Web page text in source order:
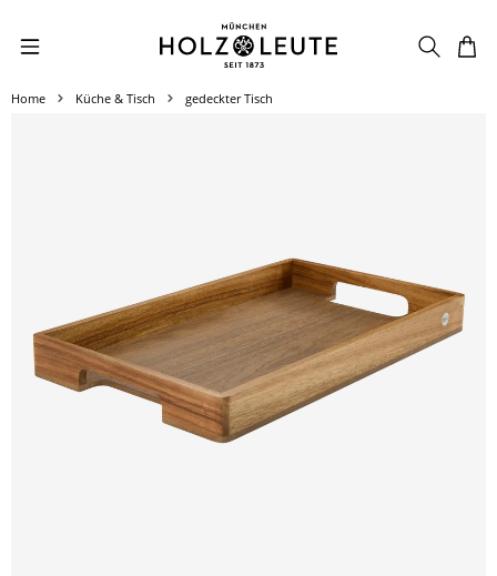
Zum Hauptinhalt springen
Home Küche & Tisch gedeckter Tisch